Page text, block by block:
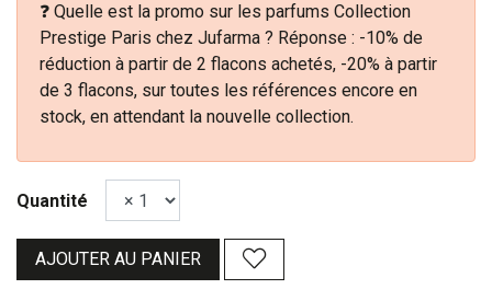
❓ Quelle est la promo sur les parfums Collection
Prestige Paris chez Jufarma ? Réponse : -10% de
réduction à partir de 2 flacons achetés, -20% à partir
de 3 flacons, sur toutes les références encore en
stock, en attendant la nouvelle collection.
Quantité
AJOUTER AU PANIER